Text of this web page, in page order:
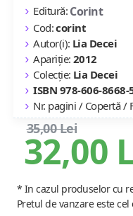
32,00
35,00 Lei
Editură: Corint
Cod:corint
Autor(i): Lia Decei
Apariție: 2012
Colecție: Lia Decei
ISBN 978-606-8668-
Nr. pagini / Copertă /
* In cazul produselor cu
Pretul de vanzare este